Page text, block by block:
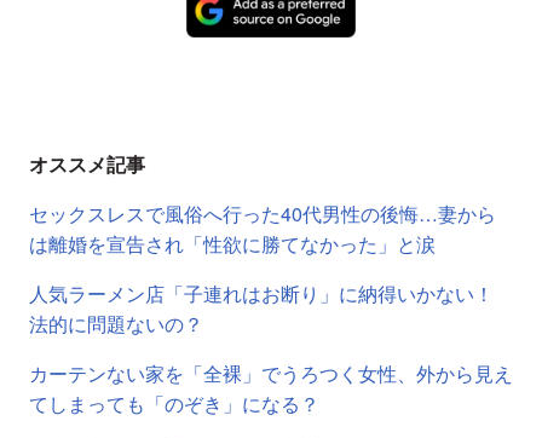
オススメ記事
セックスレスで風俗へ行った40代男性の後悔…妻から
は離婚を宣告され「性欲に勝てなかった」と涙
人気ラーメン店「子連れはお断り」に納得いかない！
法的に問題ないの？
カーテンない家を「全裸」でうろつく女性、外から見え
てしまっても「のぞき」になる？